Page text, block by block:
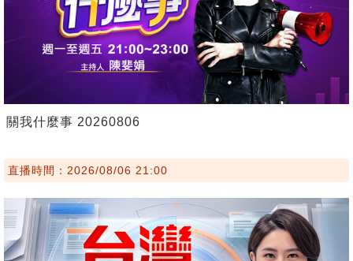
關我什麼事 20260806
直播時間：2026/08/06 21:00